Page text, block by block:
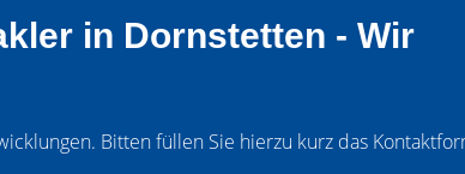
in Dornstetten - Wir
Bitten füllen Sie hierzu kurz das